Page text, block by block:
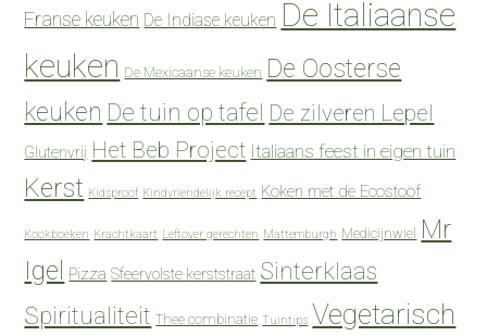
Franse keuken De Indiase keuken De Italiaanse
keuken De Mexicaanse keuken De Oosterse
keuken De tuin op tafel De zilveren Lepel
Glutenvrij Het Beb Project Italiaans feest in eigen tuin
Kerst Kidsproof Kindvriendelijk recept Koken met de Ecostoof
Kookboeken Krachtkaart Leftover gerechten Mattemburgh Medicijnwiel Mr
Igel
Pizza Sfeervolste kerststraat Sinterklaas
Spiritualiteit Thee combinatie Tuintips Vegetarisch